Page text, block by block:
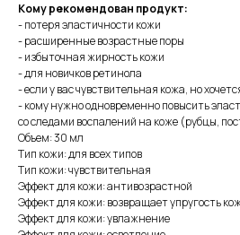
Кому рекомендован продукт:
- потеря эластичности кожи
- расширенные возрастные поры
- избыточная жирность кожи
- для новичков ретинола
- если у вас чувствительная кожа, но
- кому нужно одновременно повысить
со следами воспалений на коже (рубцы,
Объем: 30 мл
Тип кожи: для всех типов
Тип кожи: чувствительная
Эффект для кожи: антивозрастной
Эффект для кожи: возвращает упругость
Эффект для кожи: увлажнение